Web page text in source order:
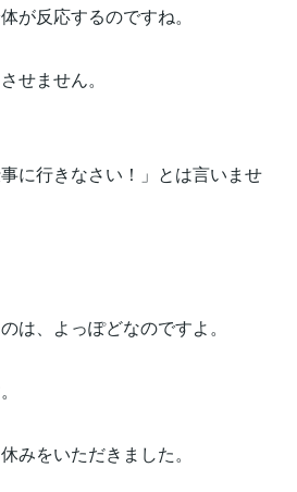
が反応するのですね。
せません。
に行きなさい！」とは言いませ
は、よっぽどなのですよ。
みをいただきました。